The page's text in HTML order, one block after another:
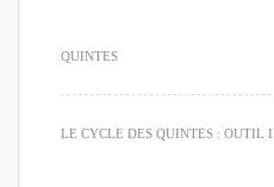
QUINTES
LE CYCLE DES QUINTES : OUTIL